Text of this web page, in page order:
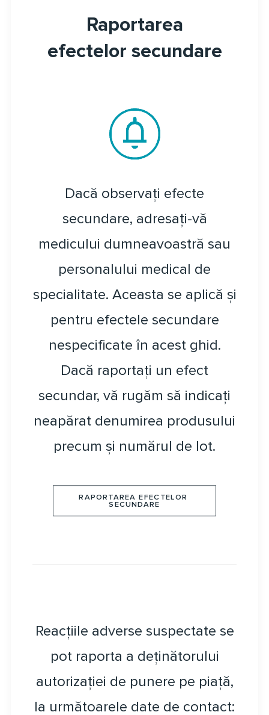
Raportarea
efectelor secundare
Dacă observați efecte
secundare, adresați-vă
medicului dumneavoastră sau
personalului medical de
specialitate. Aceasta se aplică și
pentru efectele secundare
nespecificate în acest ghid.
Dacă raportați un efect
secundar, vă rugăm să indicați
neapărat denumirea produsului
precum și numărul de lot.
RAPORTAREA EFECTELOR
SECUNDARE
Reacțiile adverse suspectate se
pot raporta a deținătorului
autorizației de punere pe piață,
la următoarele date de contact: